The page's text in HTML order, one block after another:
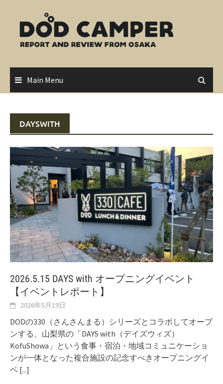
content
Main Menu
DAYSWITH
2026.5.15 DAYS with オープニングイベント
【イベントレポート】
2026年5月19日
DODの330（さんさんまる）シリーズとコラボしてオープ
ンする、山梨県の「DAYS with（デイズウィズ）
KofuShowa」という食事・宿泊・地域コミュニケーショ
ンが一体となった複合施設の記念すべきオープニングイ
ベ [...]